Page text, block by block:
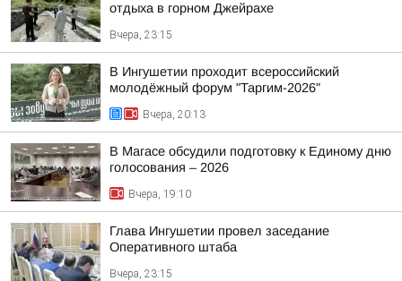
отдыха в горном Джейрахе
Вчера, 23:15
В Ингушетии проходит всероссийский
молодёжный форум "Таргим-2026"
Вчера, 20:13
В Магасе обсудили подготовку к Единому дню
голосования – 2026
Вчера, 19:10
Глава Ингушетии провел заседание
Оперативного штаба
Вчера, 23:15